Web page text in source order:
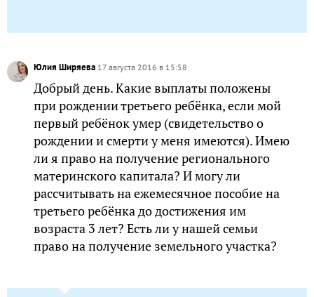
Юлия Ширяева 17 августа 2016 в 15:58
Добрый день. Какие выплаты положены
при рождении третьего ребёнка, если мой
первый ребёнок умер (свидетельство о
рождении и смерти у меня имеются). Имею
ли я право на получение регионального
материнского капитала? И могу ли
рассчитывать на ежемесячное пособие на
третьего ребёнка до достижения им
возраста 3 лет? Есть ли у нашей семьи
право на получение земельного участка?